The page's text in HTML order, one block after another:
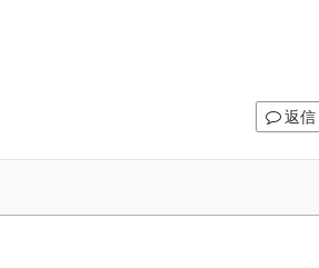
返信